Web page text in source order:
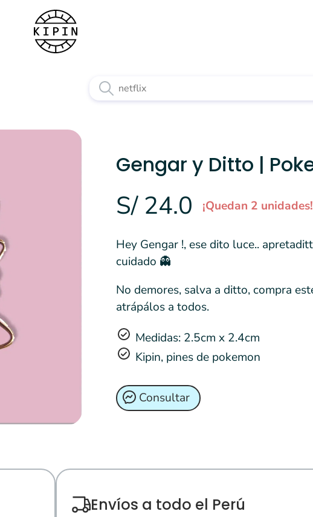
Gengar y Ditto |
S/ 24.0 ¡Quedan 2 unidades!
Hey Gengar !, ese dito luce..
cuidado 👻
No demores, salva a ditto, compra
atrápálos a todos.
Medidas: 2.5cm x 2.4cm
Kipin, pines de pokemon
Consultar
Envíos a todo el Perú